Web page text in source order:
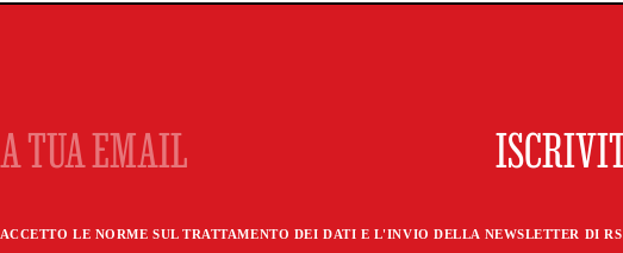
ACCETTO LE NORME SUL TRATTAMENTO DEI DATI E L'INVIO DELLA NEWSLETTER DI RS